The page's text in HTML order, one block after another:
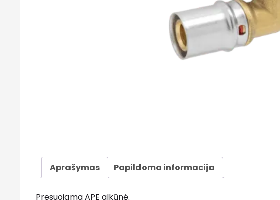
Aprašymas Papildoma informacija
Presuojama APE alkūnė.